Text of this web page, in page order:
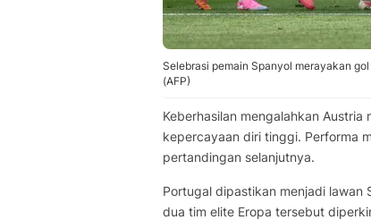
Selebrasi pemain Spanyol merayakan
(AFP)
Keberhasilan mengalahkan
kepercayaan diri tinggi. Performa
pertandingan selanjutnya.
Portugal dipastikan menjadi lawan
dua tim elite Eropa tersebut